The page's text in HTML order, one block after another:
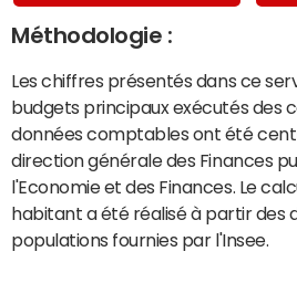
Méthodologie :
Les chiffres présentés dans ce
budgets principaux exécutés des
données comptables ont été
direction générale des Finances
l'Economie et des Finances. Le
habitant a été réalisé à partir des
populations fournies par l'Insee.